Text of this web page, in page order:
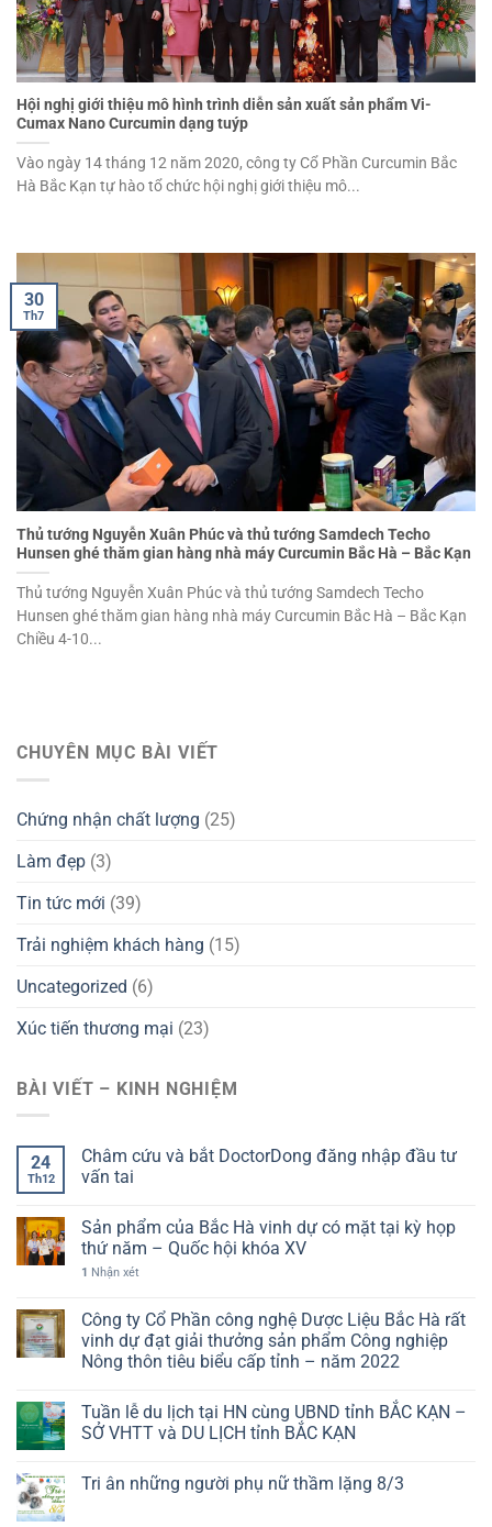
Hội nghị giới thiệu mô hình trình diễn sản xuất sản phẩm Vi-
Cumax Nano Curcumin dạng tuýp
Vào ngày 14 tháng 12 năm 2020, công ty Cổ Phần Curcumin Bắc
Hà Bắc Kạn tự hào tổ chức hội nghị giới thiệu mô...
Thủ tướng Nguyễn Xuân Phúc và thủ tướng Samdech Techo
Hunsen ghé thăm gian hàng nhà máy Curcumin Bắc Hà – Bắc Kạn
Thủ tướng Nguyễn Xuân Phúc và thủ tướng Samdech Techo
Hunsen ghé thăm gian hàng nhà máy Curcumin Bắc Hà – Bắc Kạn
Chiều 4-10...
30
Th7
CHUYÊN MỤC BÀI VIẾT
Chứng nhận chất lượng (25)
Làm đẹp (3)
Tin tức mới (39)
Trải nghiệm khách hàng (15)
Uncategorized (6)
Xúc tiến thương mại (23)
BÀI VIẾT – KINH NGHIỆM
24
Th12
Châm cứu và bắt DoctorDong đăng nhập đầu tư
vấn tai
Sản phẩm của Bắc Hà vinh dự có mặt tại kỳ họp
thứ năm – Quốc hội khóa XV
1 Nhận xét
Công ty Cổ Phần công nghệ Dược Liệu Bắc Hà rất
vinh dự đạt giải thưởng sản phẩm Công nghiệp
Nông thôn tiêu biểu cấp tỉnh – năm 2022
Tuần lễ du lịch tại HN cùng UBND tỉnh BẮC KẠN –
SỞ VHTT và DU LỊCH tỉnh BẮC KẠN
Tri ân những người phụ nữ thầm lặng 8/3